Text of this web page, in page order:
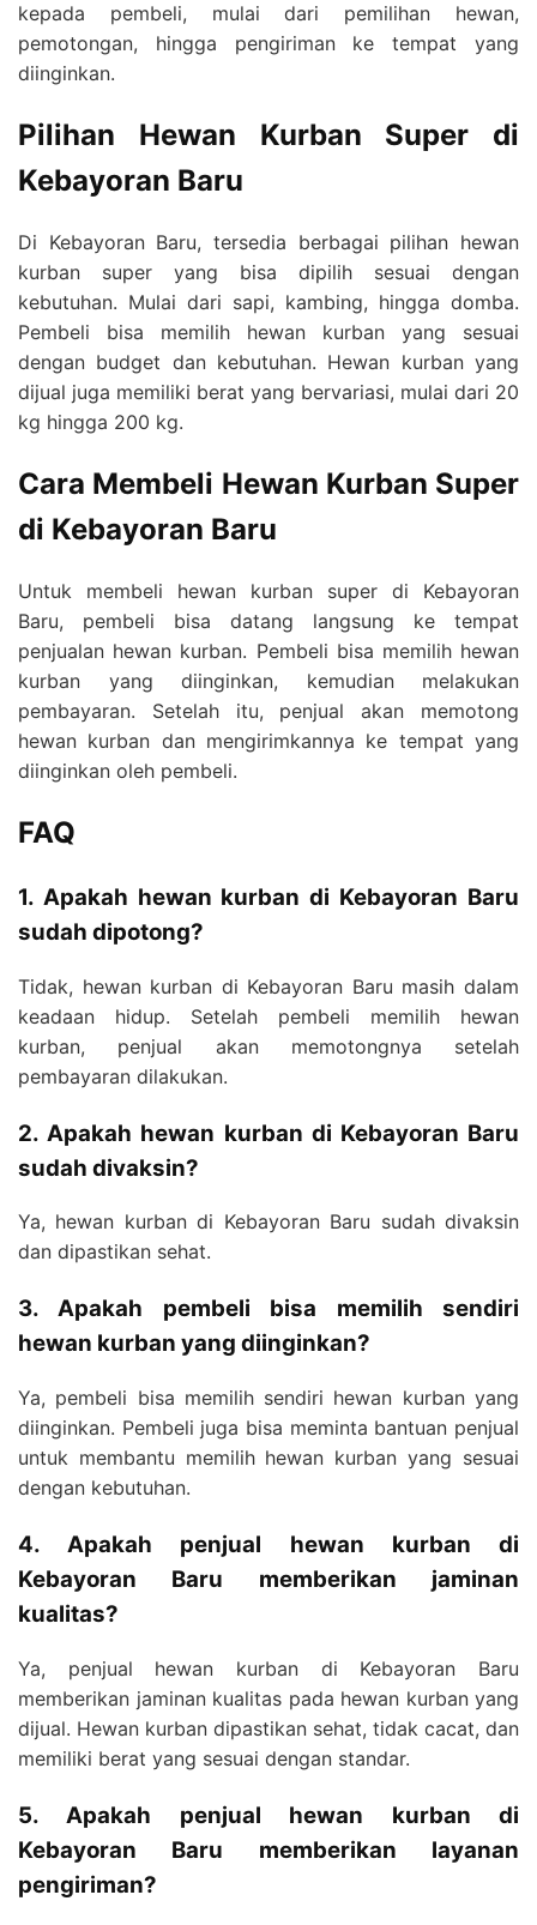
kepada pembeli, mulai dari pemilihan hewan,
pemotongan, hingga pengiriman ke tempat yang
diinginkan.
Pilihan Hewan Kurban Super di
Kebayoran Baru
Di Kebayoran Baru, tersedia berbagai pilihan hewan
kurban super yang bisa dipilih sesuai dengan
kebutuhan. Mulai dari sapi, kambing, hingga domba.
Pembeli bisa memilih hewan kurban yang sesuai
dengan budget dan kebutuhan. Hewan kurban yang
dijual juga memiliki berat yang bervariasi, mulai dari 20
kg hingga 200 kg.
Cara Membeli Hewan Kurban Super
di Kebayoran Baru
Untuk membeli hewan kurban super di Kebayoran
Baru, pembeli bisa datang langsung ke tempat
penjualan hewan kurban. Pembeli bisa memilih hewan
kurban yang diinginkan, kemudian melakukan
pembayaran. Setelah itu, penjual akan memotong
hewan kurban dan mengirimkannya ke tempat yang
diinginkan oleh pembeli.
FAQ
1. Apakah hewan kurban di Kebayoran Baru
sudah dipotong?
Tidak, hewan kurban di Kebayoran Baru masih dalam
keadaan hidup. Setelah pembeli memilih hewan
kurban, penjual akan memotongnya setelah
pembayaran dilakukan.
2. Apakah hewan kurban di Kebayoran Baru
sudah divaksin?
Ya, hewan kurban di Kebayoran Baru sudah divaksin
dan dipastikan sehat.
3. Apakah pembeli bisa memilih sendiri
hewan kurban yang diinginkan?
Ya, pembeli bisa memilih sendiri hewan kurban yang
diinginkan. Pembeli juga bisa meminta bantuan penjual
untuk membantu memilih hewan kurban yang sesuai
dengan kebutuhan.
4. Apakah penjual hewan kurban di
Kebayoran Baru memberikan jaminan
kualitas?
Ya, penjual hewan kurban di Kebayoran Baru
memberikan jaminan kualitas pada hewan kurban yang
dijual. Hewan kurban dipastikan sehat, tidak cacat, dan
memiliki berat yang sesuai dengan standar.
5. Apakah penjual hewan kurban di
Kebayoran Baru memberikan layanan
pengiriman?